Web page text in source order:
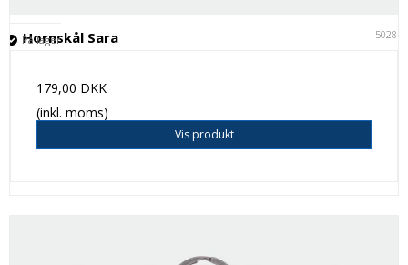
Hornskål Sara 50281
På lager
179,00 DKK
(inkl. moms)
Vis produkt